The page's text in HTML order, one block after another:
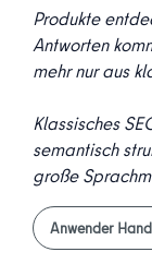
Produkte
Antworten
mehr nur aus
Klassisches
semantisch
große
Anwender